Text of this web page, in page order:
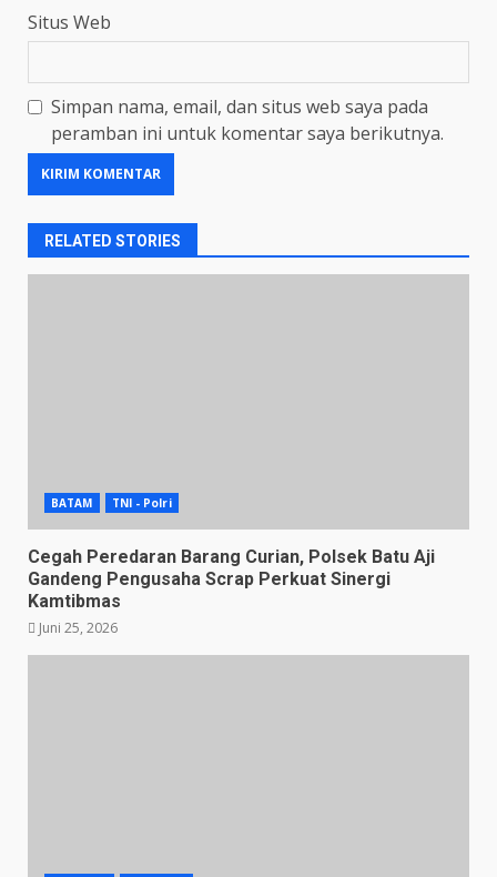
Situs Web
Simpan nama, email, dan situs web saya pada
peramban ini untuk komentar saya berikutnya.
RELATED STORIES
BATAM TNI - Polri
Cegah Peredaran Barang Curian, Polsek Batu Aji
Gandeng Pengusaha Scrap Perkuat Sinergi
Kamtibmas
Juni 25, 2026